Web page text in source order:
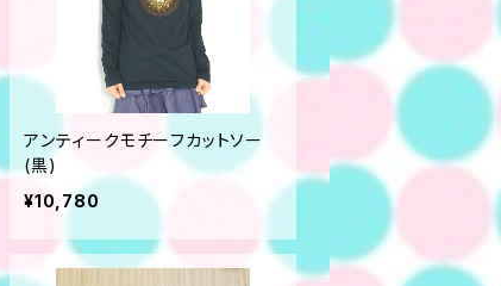
アンティークモチーフカットソー
(黒)
¥10,780